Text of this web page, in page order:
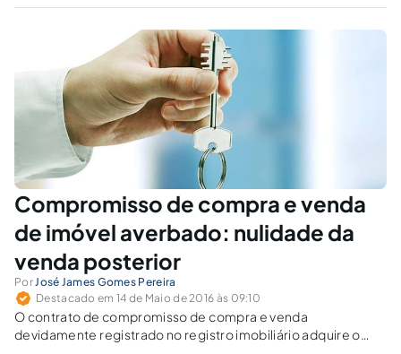
evasão, vantagem fiscal sobre a égide de
glosa ou manobras jurídicas nas operações de
compra e venda de insumos envolvendo
operações interestaduais com riscos de
glosas de créditos.
Compromisso de compra e venda
de imóvel averbado: nulidade da
venda posterior
PorJosé James Gomes Pereira
Destacado em 14 de Maio de 2016 às 09:10
O contrato de compromisso de compra e venda
devidamente registrado no registro imobiliário adquire o